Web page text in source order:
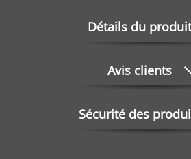
Détails du produit
Avis clients
Sécurité des